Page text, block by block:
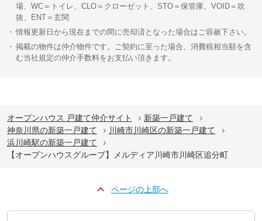
場、WC＝トイレ、CLO＝クローゼット、STO＝保管庫、VOID＝吹
抜、ENT＝玄関
情報更新日から現在までの間に売却済となった場合はご容赦下さい。
掲載の物件は仲介物件です。ご契約に至った場合、消費税相当額を含
む当社規定の仲介手数料をお支払い頂きます。
オープンハウス 戸建て仲介サイト
新築一戸建て
神奈川県の新築一戸建て
川崎市川崎区の新築一戸建て
浜川崎駅の新築一戸建て
【オープンハウスグループ】メルディア川崎市川崎区追分町
ページの上部へ